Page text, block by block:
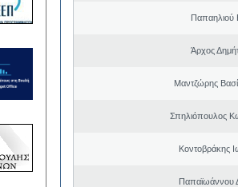
Παπαηλιού
Άρχος
Μαντζώρης
Σπηλιόπουλος
Κοντοβράκης
Παπαϊωάννου